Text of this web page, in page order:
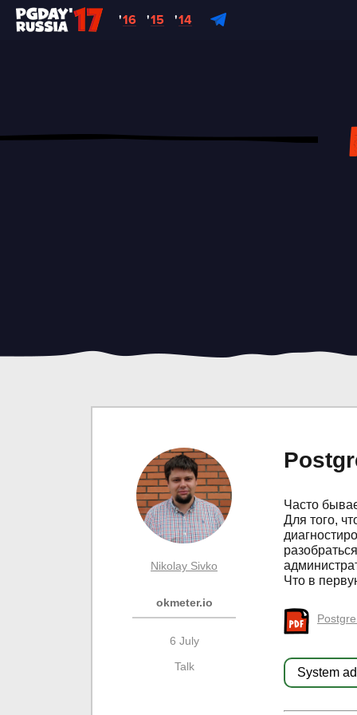
'16 '15 '14
Nikolay Sivko
okmeter.io
6 July
Talk
Часто
Для того,
Что в
System